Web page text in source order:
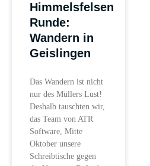
Himmelsfelsen
Runde:
Wandern in
Geislingen
Das Wandern ist nicht
nur des Müllers Lust!
Deshalb tauschten wir,
das Team von ATR
Software, Mitte
Oktober unsere
Schreibtische gegen